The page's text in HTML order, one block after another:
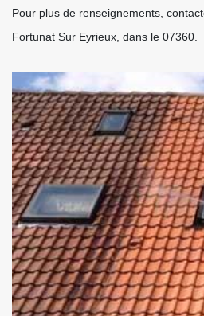
Pour plus de renseignements,
Fortunat Sur Eyrieux, dans le 07360.